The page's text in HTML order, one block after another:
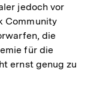
jedoch vor
Community
die
für die
ernst genug zu